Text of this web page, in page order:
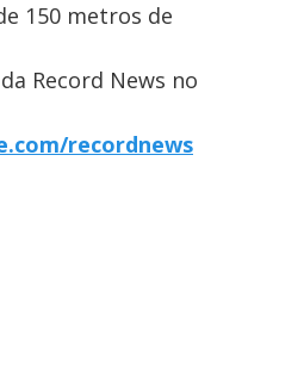
150 metros de
Record News no
recordnews